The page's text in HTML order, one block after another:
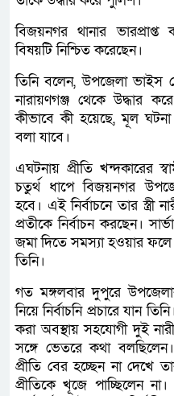
বিজয়নগর থানার
বিষয়টি নিশ্চিত করেছেন।
তিনি বলেন, উপজেলা ভাইস
নারায়ণগঞ্জ থেকে উদ্ধার
কীভাবে কী হয়েছে, মূল
বলা যাবে।
এঘটনায় প্রীতি খন্দকারের
চতুর্থ ধাপে বিজয়নগর
হবে। এই নির্বাচনে তার স্ত্রী
প্রতীকে নির্বাচন করছেন।
জমা দিতে সমস্যা হওয়ার ফলে
তিনি।
গত মঙ্গলবার দুপুরে
নিয়ে নির্বাচনি প্রচারে যান
করা অবস্থায় সহযোগী দুই
সঙ্গে ভেতরে কথা
প্রীতি বের হচ্ছেন না দেখে
প্রীতিকে খূজে পাচ্ছিলেন